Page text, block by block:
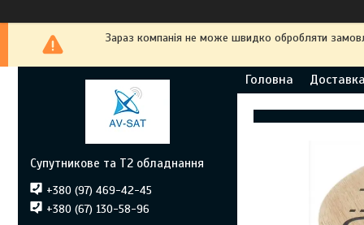
Зараз компанія не може швидко обробляти
Головна
Супутникове та Т2 обладнання
+380 (97) 469-42-45
+380 (67) 130-58-96